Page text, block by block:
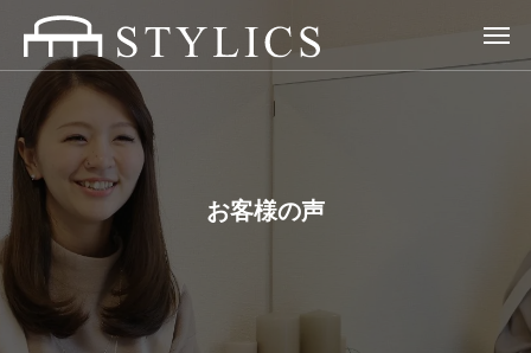
お客様の声